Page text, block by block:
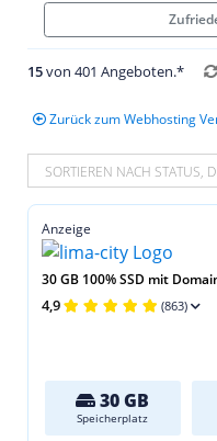
15von 401 Angeboten.*
Zurück zum Webhosting
SORTIEREN NACH STATUS,
Anzeige
30 GB 100% SSD mit
4,9 (863)
30 GB
Speicherplatz